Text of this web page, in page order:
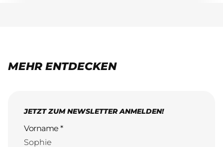
MEHR ENTDECKEN
JETZT ZUM NEWSLETTER ANMELDEN!
Vorname *